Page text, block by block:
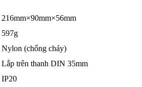
216mm×90mm×56mm
597g
Nylon (chống cháy)
Lắp trên thanh DIN 35mm
IP20